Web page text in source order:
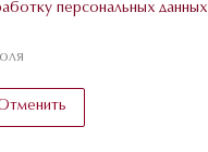
персональных данных